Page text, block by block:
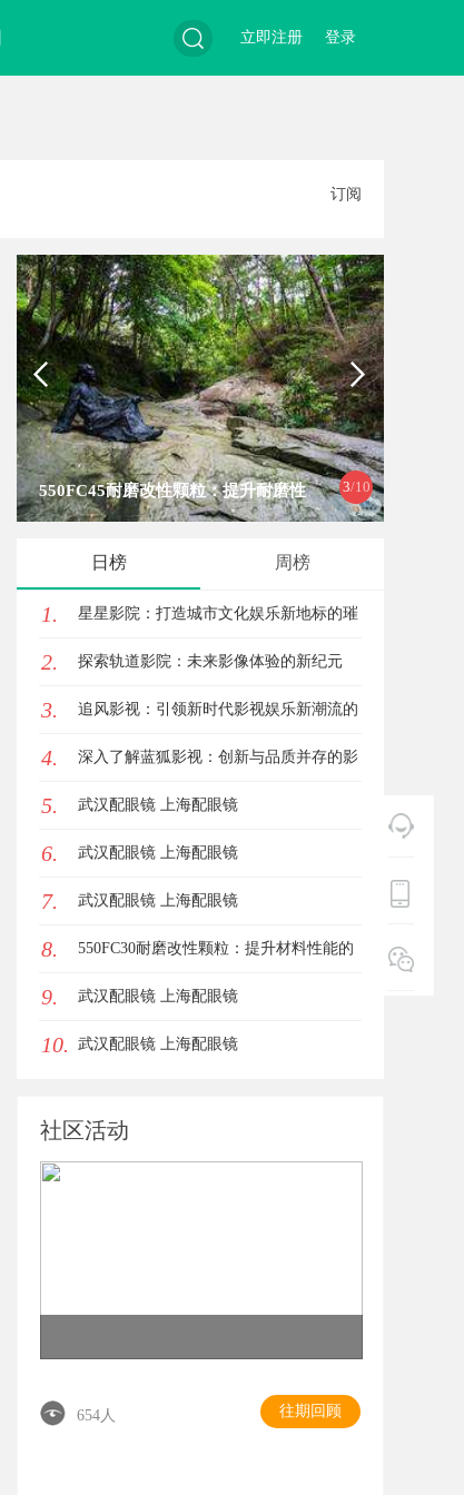
索
登录
立即注册
订阅
4/10
550FC45耐磨改性颗粒：提升耐磨性
日榜 周榜
1. 星星影院：打造城市文化娱乐新地标的璀
璨明珠
2. 探索轨道影院：未来影像体验的新纪元
3. 追风影视：引领新时代影视娱乐新潮流的
创新平台
4. 深入了解蓝狐影视：创新与品质并存的影
视平台
5. 武汉配眼镜 上海配眼镜
6. 武汉配眼镜 上海配眼镜
7. 武汉配眼镜 上海配眼镜
8. 550FC30耐磨改性颗粒：提升材料性能的
新选择
9. 武汉配眼镜 上海配眼镜
10. 武汉配眼镜 上海配眼镜
社区活动
654人 往期回顾